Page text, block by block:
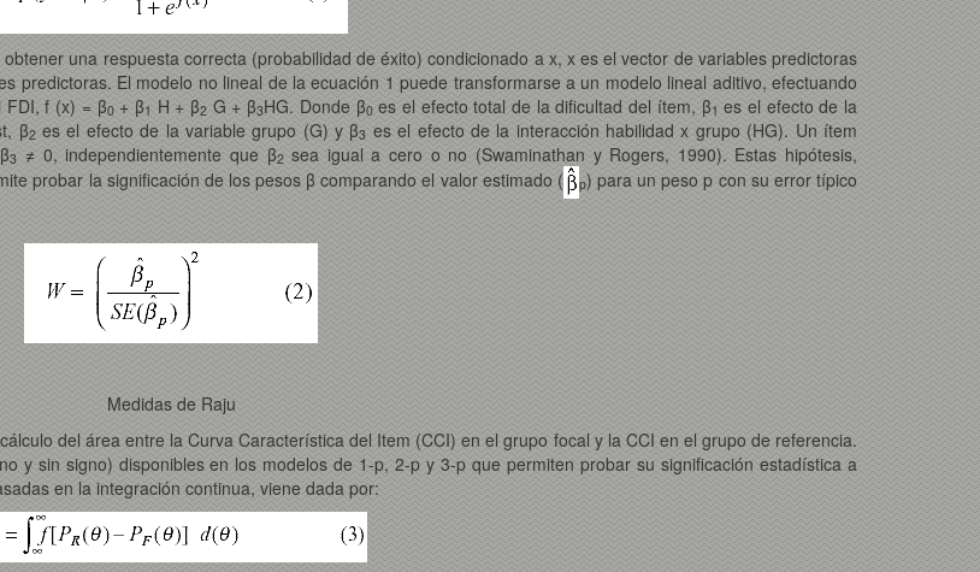
una respuesta correcta (probabilidad de éxito) condicionado a x, x es el vector de variables predictoras
predictoras. El modelo no lineal de la ecuación 1 puede transformarse a un modelo lineal aditivo, efectuando
FDI, f (x) = β0+ β1 H + β2 G + β3HG. Donde β0es el efecto total de la dificultad del ítem, β1 es el efecto de la
β2es el efecto de la variable grupo (G) y β3 es el efecto de la interacción habilidad x grupo (HG). Un ítem
3 ≠ 0, independientemente que β2sea igual a cero o no (Swaminathan y Rogers, 1990). Estas hipótesis,
probar la significación de los pesos β comparando el valor estimado (
p) para un peso p con su error típico
Medidas de Raju
del área entre la Curva Característica del Item (CCI) en el grupo focal y la CCI en el grupo de referencia.
y sin signo) disponibles en los modelos de 1-p, 2-p y 3-p que permiten probar su significación estadística a
en la integración continua, viene dada por: